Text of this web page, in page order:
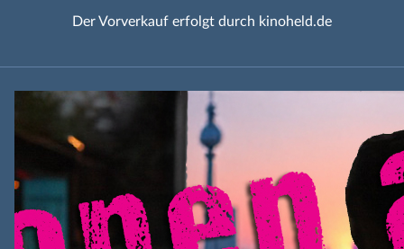
Der Vorverkauf erfolgt durch kinoheld.de